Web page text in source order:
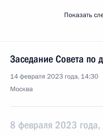
Показать
Заседание Совета по
14 февраля 2023 года, 14:30
Москва
8 февраля 2023 года,